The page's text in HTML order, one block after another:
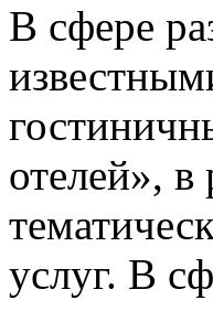
В сфере
отелей»,
услуг. В